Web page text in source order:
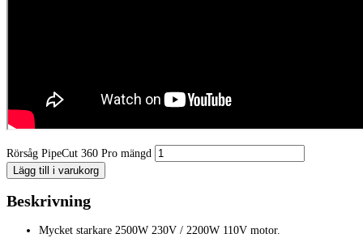
Rörsåg PipeCut 360 Pro mängd
Lägg till i varukorg
Beskrivning
Mycket starkare 2500W 230V / 2200W 110V motor.